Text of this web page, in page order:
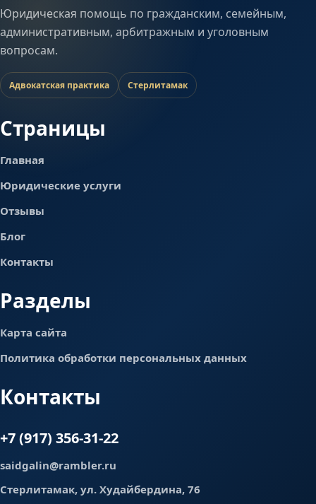
Юридическая помощь по гражданским, семейным,
административным, арбитражным и уголовным
вопросам.
Адвокатская практика Стерлитамак
Страницы
Главная
Юридические услуги
Отзывы
Блог
Контакты
Разделы
Карта сайта
Политика обработки персональных данных
Контакты
+7 (917) 356-31-22
saidgalin@rambler.ru
Стерлитамак, ул. Худайбердина, 76